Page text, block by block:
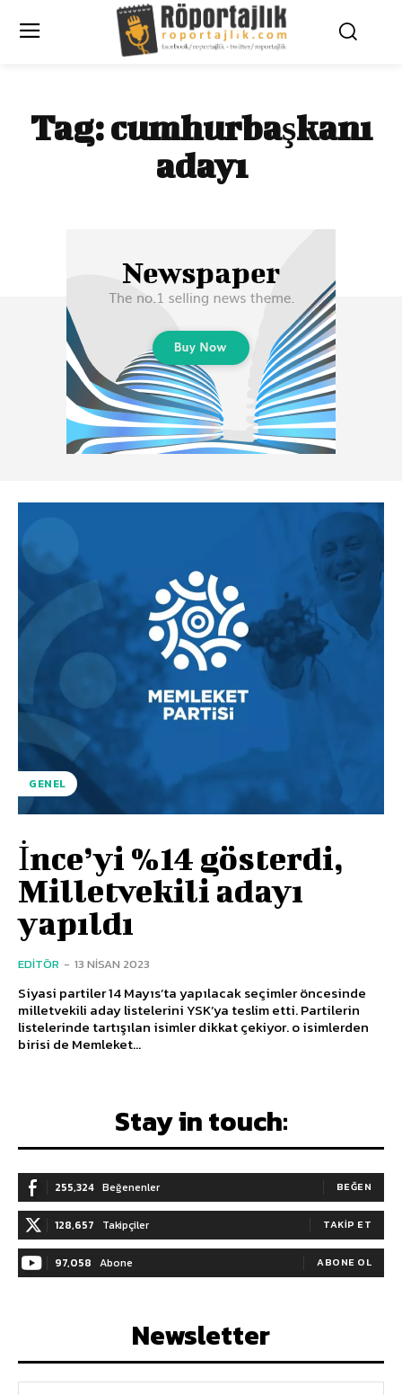
Tag:cumhurbaşkanı
adayı
GENEL
İnce’yi %14 gösterdi,
Milletvekili adayı
yapıldı
EDITÖR - 13 NISAN 2023
Siyasi partiler 14 Mayıs’ta yapılacak seçimler öncesinde
milletvekili aday listelerini YSK’ya teslim etti. Partilerin
listelerinde tartışılan isimler dikkat çekiyor. o isimlerden
birisi de Memleket...
Stay in touch:
255,324 Beğenenler BEĞEN
128,657 Takipçiler TAKIP ET
97,058 Abone ABONE OL
Newsletter